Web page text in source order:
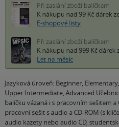
Při zaslání zboží balíčkem
K nákupu nad 99 Kč dárek
E-shopové listy
Při zaslání zboží balíčkem
K nákupu nad 999 Kč dárek
Let na měsíc
Jazyková úroveň: Beginner,
Upper Intermediate, Advanced
balíčku vázaná i s pracovním sešitem a
pracovní sešit s audio a CD-ROM (s
audio kazety nebo audio CD,